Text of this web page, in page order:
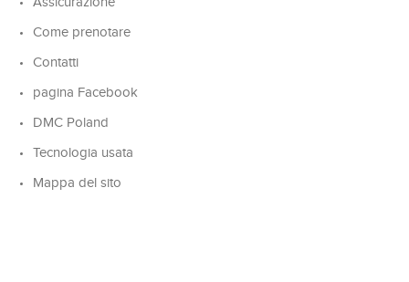
Come prenotare
Contatti
pagina Facebook
DMC Poland
Tecnologia usata
Mappa del sito